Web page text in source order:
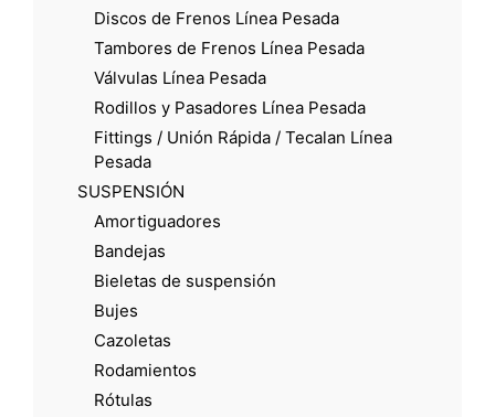
Discos de Frenos Línea Pesada
Tambores de Frenos Línea Pesada
Válvulas Línea Pesada
Rodillos y Pasadores Línea Pesada
Fittings / Unión Rápida / Tecalan Línea
Pesada
SUSPENSIÓN
Amortiguadores
Bandejas
Bieletas de suspensión
Bujes
Cazoletas
Rodamientos
Rótulas